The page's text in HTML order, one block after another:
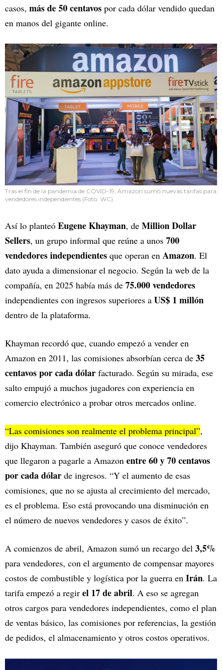
casos, más de 50 centavos por cada dólar vendido quedan
en manos del gigante online.
Tras el fin de la pandemia de COVID-19, Amazon sumó nuevas tarifas para
vendedores independientes (Foto: WC)
Así lo planteó Eugene Khayman, de Million Dollar
Sellers, un grupo informal que reúne a unos 700
vendedores independientes que operan en Amazon. El
dato ayuda a dimensionar el negocio. Según la web de la
compañía, en 2025 había más de 75.000 vendedores
independientes con ingresos superiores a US$ 1 millón
dentro de la plataforma.
Khayman recordó que, cuando empezó a vender en
Amazon en 2011, las comisiones absorbían cerca de 35
centavos por cada dólar facturado. Según su mirada, ese
salto empujó a muchos jugadores con experiencia en
comercio electrónico a probar otros mercados online.
“Las comisiones son realmente el problema principal”,
dijo Khayman. También aseguró que conoce vendedores
que llegaron a pagarle a Amazon entre 60 y 70 centavos
por cada dólar de ingresos. “Y el aumento de esas
comisiones, que no se ajusta al crecimiento del mercado,
es el problema. Eso está provocando una disminución en
el número de nuevos vendedores y casos de éxito”.
A comienzos de abril, Amazon sumó un recargo del 3,5%
para vendedores, con el argumento de compensar mayores
costos de combustible y logística por la guerra en Irán. La
tarifa empezó a regir el 17 de abril. A eso se agregan
otros cargos para vendedores independientes, como el plan
de ventas básico, las comisiones por referencias, la gestión
de pedidos, el almacenamiento y otros costos operativos.